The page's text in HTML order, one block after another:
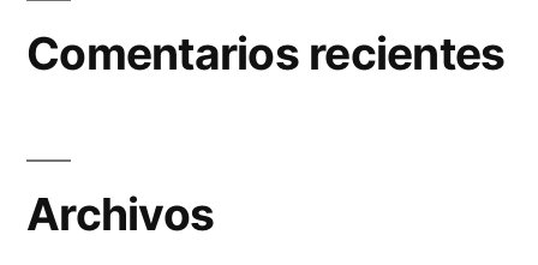
Comentarios recientes
Archivos